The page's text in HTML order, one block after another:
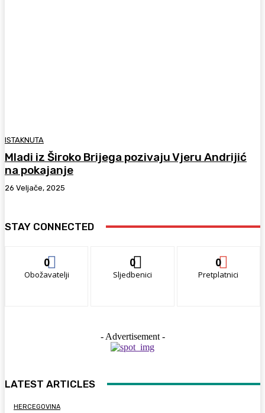
ISTAKNUTA
Mladi iz Široko Brijega pozivaju Vjeru Andrijić
na pokajanje
26 Veljače, 2025
STAY CONNECTED
0
Obožavatelji
0
Sljedbenici
0
Pretplatnici
- Advertisement -
LATEST ARTICLES
HERCEGOVINA